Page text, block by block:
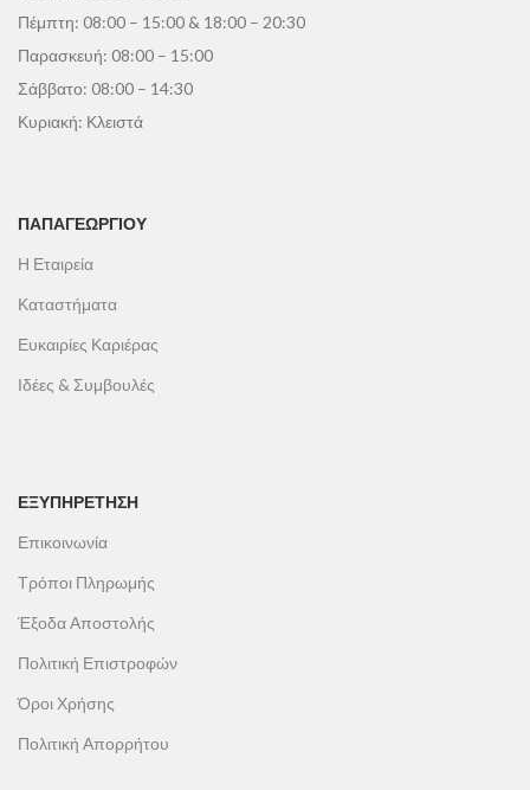
Πέμπτη: 08:00 – 15:00 & 18:00 – 20:30
Παρασκευή: 08:00 – 15:00
Σάββατο: 08:00 – 14:30
Κυριακή: Κλειστά
ΠΑΠΑΓΕΩΡΓΊΟΥ
Η Εταιρεία
Καταστήματα
Ευκαιρίες Καριέρας
Ιδέες & Συμβουλές
ΕΞΥΠΗΡΕΤΗΣΗ
Επικοινωνία
Τρόποι Πληρωμής
Έξοδα Αποστολής
Πολιτική Επιστροφών
Όροι Χρήσης
Πολιτική Απορρήτου